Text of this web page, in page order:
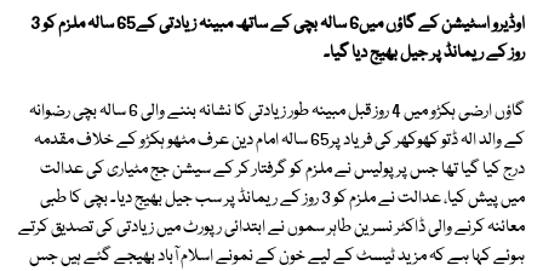
اوڈیرو اسٹیشن کے گاؤں میں6 سالہ بچی کے ساتھ مبینہ زیادتی کے65 سالہ ملزم کو 3
روز کے ریمانڈ پر جیل بھیج دیا گیا۔
گاؤں ارضی ہکڑو میں 4 روز قبل مبینہ طور زیادتی کا نشانہ بننے والی 6 سالہ بچی رضوانہ
کے والد الہ ڈتو کھوکھر کی فریاد پر65 سالہ امام دین عرف مٹھو ہکڑو کے خلاف مقدمہ
درج کیا گیا تھا جس پر پولیس نے ملزم کو گرفتار کر کے سیشن جج مٹیاری کی عدالت
میں پیش کیا، عدالت نے ملزم کو 3 روز کے ریمانڈ پر سب جیل بھیج دیا۔ بچی کا طبی
معائنہ کرنے والی ڈاکٹر نسرین طاہر سموں نے ابتدائی رپورٹ میں زیادتی کی تصدیق کرتے
ہوئے کہا ہے کہ مزید ٹیسٹ کے لیے خون کے نمونے اسلام آباد بھیجے گئے ہیں جس